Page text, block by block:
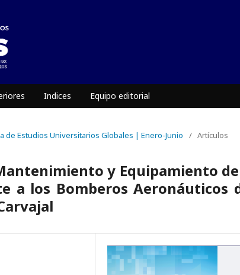
Indices Equipo editorial
de Estudios Universitarios Globales | Enero-Junio / Artículos
y Equipamiento
a los Bomberos Aeronáuticos